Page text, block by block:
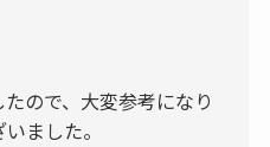
ので、大変参考になり
ました。